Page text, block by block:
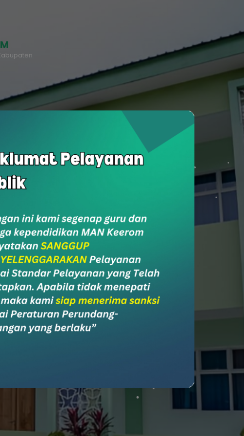
SukaSam
Survey Kepuasan Masyarakat
Social Media
Social Media Madrasah